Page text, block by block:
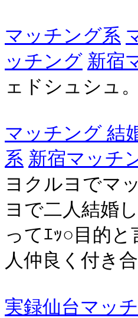
マッチング系
ッチング 新宿
ェドシュシュ
マッチング 結
系 新宿マッチ
ヨクルヨでマ
ヨで二人結婚
ってｴｯ○目的
人仲良く付き
実録仙台マッ